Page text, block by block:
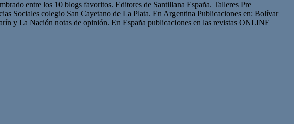
entre los 10 blogs favoritos. Editores de Santillana España. Talleres Pre
Sociales colegio San Cayetano de La Plata. En Argentina Publicaciones en: Bolívar
y La Nación notas de opinión. En España publicaciones en las revistas ONLINE